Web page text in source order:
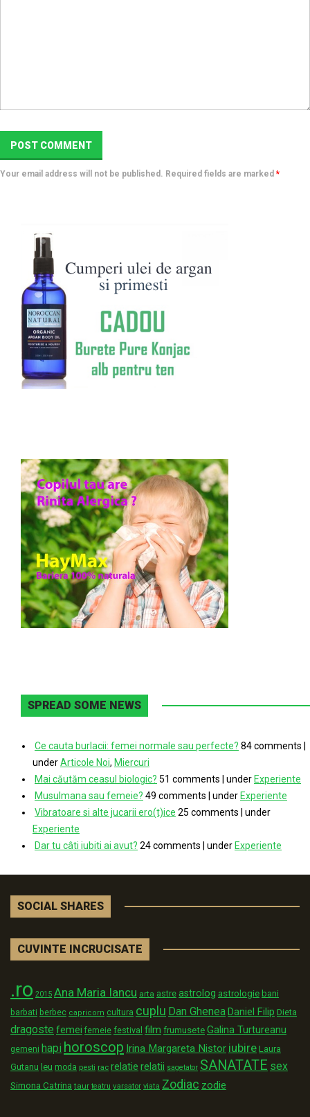
Your email address will not be published. Required fields are marked *
SPREAD SOME NEWS
Ce cauta burlacii: femei normale sau perfecte? 84 comments
underArticole Noi, Miercuri
Mai căutăm ceasul biologic? 51 comments under Experiente
Musulmana sau femeie? 49 comments under Experiente
Vibratoare si alte jucarii ero(t)ice 25 comments
under
Experiente
Dar tu câti iubiti ai avut? 24 comments under Experiente
SOCIAL SHARES
CUVINTE INCRUCISATE
.ro 2015 Ana Maria Iancu arta astre astrolog astrologie bani
barbati berbec capricorn cultura cuplu Dan GheneaDaniel Filip Dieta
dragoste femei femeie festival film frumusete Galina Turtureanu
gemeni hapi horoscop Irina Margareta Nistor iubire Laura
Gutanu leu moda pesti rac relatie relatii sagetator SANATATE sex
Simona Catrina taur teatru varsator viata Zodiac zodie